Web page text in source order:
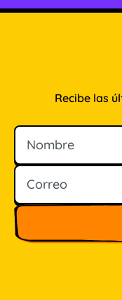
Recibe las
Nombre
Correo